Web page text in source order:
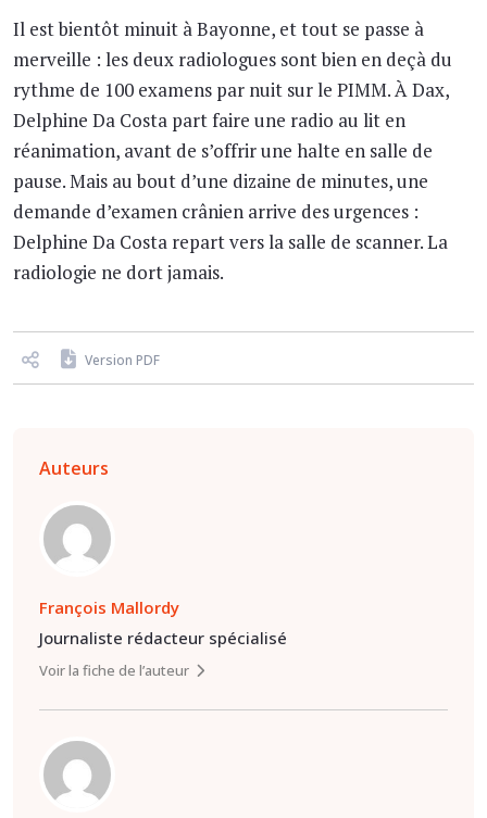
Il est bientôt minuit à Bayonne, et tout se passe à
merveille : les deux radiologues sont bien en deçà du
rythme de 100 examens par nuit sur le PIMM. À Dax,
Delphine Da Costa part faire une radio au lit en
réanimation, avant de s’offrir une halte en salle de
pause. Mais au bout d’une dizaine de minutes, une
demande d’examen crânien arrive des urgences :
Delphine Da Costa repart vers la salle de scanner. La
radiologie ne dort jamais.
Version PDF
Auteurs
François Mallordy
Journaliste rédacteur spécialisé
Voir la fiche de l’auteur